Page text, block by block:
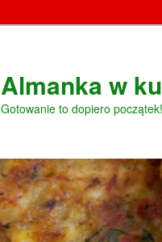
Almanka w
Gotowanie to dopiero początek!